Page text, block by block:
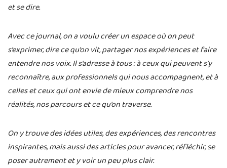
et se dire.
Avec ce journal, on a voulu créer un espace où on peut
s’exprimer, dire ce qu’on vit, partager nos expériences et faire
entendre nos voix. Il s’adresse à tous : à ceux qui peuvent s’y
reconnaître, aux professionnels qui nous accompagnent, et à
celles et ceux qui ont envie de mieux comprendre nos
réalités, nos parcours et ce qu’on traverse.
On y trouve des idées utiles, des expériences, des rencontres
inspirantes, mais aussi des articles pour avancer, réfléchir, se
poser autrement et y voir un peu plus clair.